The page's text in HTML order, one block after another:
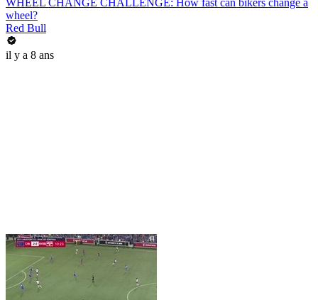
WHEEL CHANGE CHALLENGE: How fast can bikers change a
wheel?
Red Bull
il y a 8 ans